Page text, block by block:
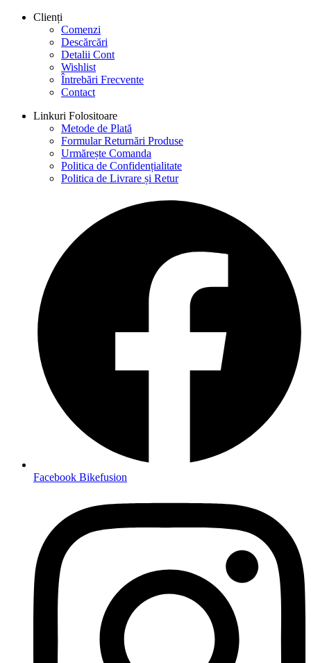
Clienți
Comenzi
Descărcări
Detalii Cont
Wishlist
Întrebări Frecvente
Contact
Linkuri Folositoare
Metode de Plată
Formular Returnări Produse
Urmărește Comanda
Politica de Confidențialitate
Politica de Livrare și Retur
Facebook Bikefusion